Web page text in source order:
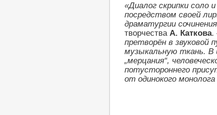
«Диалог скрипки соло
посредством своей
драматургии
творчества А. Каткова.
претворён в звуковой
музыкальную ткань.
„мерцания“,
потустороннего
от одинокого